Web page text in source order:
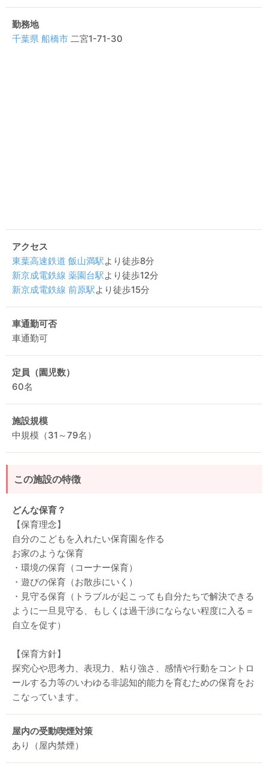
勤務地
千葉県 船橋市 二宮1-71-30
アクセス
東葉高速鉄道 飯山満駅より徒歩8分
新京成電鉄線 薬園台駅より徒歩12分
新京成電鉄線 前原駅より徒歩15分
車通勤可否
車通勤可
定員（園児数）
60名
施設規模
中規模（31～79名）
この施設の特徴
どんな保育？
【保育理念】
自分のこどもを入れたい保育園を作る
お家のような保育
・環境の保育（コーナー保育）
・遊びの保育（お散歩にいく）
・見守る保育（トラブルが起こっても自分たちで解決できる
ように一旦見守る、もしくは過干渉にならない程度に入る＝
自立を促す）
【保育方針】
探究心や思考力、表現力、粘り強さ、感情や行動をコントロ
ールする力等のいわゆる非認知的能力を育むための保育をお
こなっています。
屋内の受動喫煙対策
あり（屋内禁煙）